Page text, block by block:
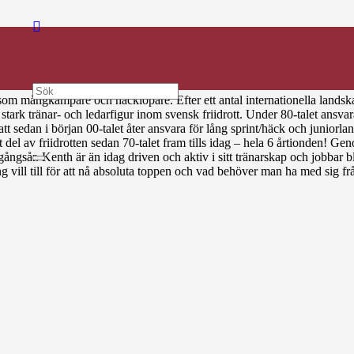
mångkampare och häcklöpare. Efter ett antal internationella
tränar- och ledarfigur inom svensk friidrott. Under 80-talet
sedan i början 00-talet åter ansvara för lång sprint/häck och
av friidrotten sedan 70-talet fram tills idag – hela 6 årtionden!
Kenth är än idag driven och aktiv i sitt tränarskap och
vill till för att nå absoluta toppen och vad behöver man ha med sig